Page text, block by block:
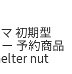
初期型
予約商品
nut